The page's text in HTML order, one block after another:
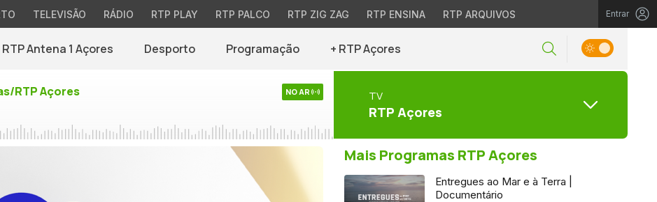
TELEVISÃO RÁDIO RTP PLAY RTP PALCO RTP ZIG ZAG RTP ENSINA RTP ARQUIVOS Entrar
RTP Antena 1 Açores Desporto Programação + RTP Açores
RTP Açores NO AR TV
RTP Açores
Mais Programas RTP Açores
Entregues ao Mar e à Terra |
Documentário